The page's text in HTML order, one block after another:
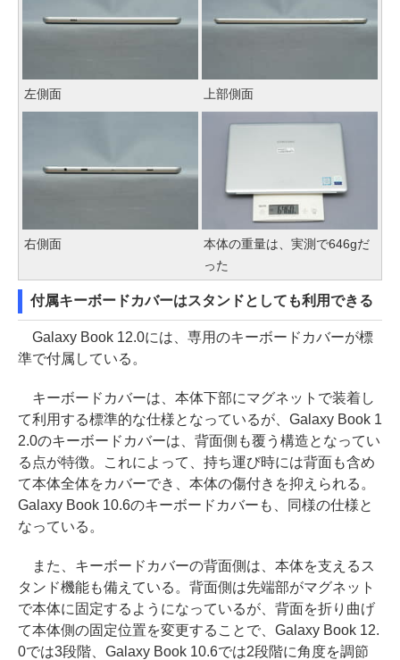
左側面 上部側面
右側面
本体の重量は、実測で646gだ
った
付属キーボードカバーはスタンドとしても利用できる
Galaxy Book 12.0には、専用のキーボードカバーが標
準で付属している。
キーボードカバーは、本体下部にマグネットで装着し
て利用する標準的な仕様となっているが、Galaxy Book 1
2.0のキーボードカバーは、背面側も覆う構造となってい
る点が特徴。これによって、持ち運び時には背面も含め
て本体全体をカバーでき、本体の傷付きを抑えられる。
Galaxy Book 10.6のキーボードカバーも、同様の仕様と
なっている。
また、キーボードカバーの背面側は、本体を支えるス
タンド機能も備えている。背面側は先端部がマグネット
で本体に固定するようになっているが、背面を折り曲げ
て本体側の固定位置を変更することで、Galaxy Book 12.
0では3段階、Galaxy Book 10.6では2段階に角度を調節